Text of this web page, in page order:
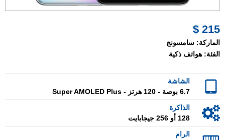
215 $
الماركة: سامسونج
الفئة: هواتف ذكية
الشاشة
6.7 بوصة - 120 هرتز - Super AMOLED Plus
الذاكرة
128 أو 256 جيجابايت
الرام